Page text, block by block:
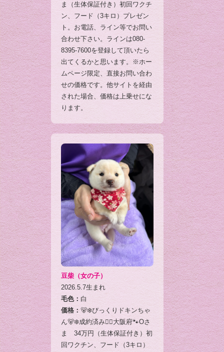
ま（生体保証付き）初回ワクチ
ン、フード（3キロ）プレゼン
ト。お電話、ライン等でお問い
合わせ下さい。ラインは080-
8395-7600を登録して頂いたら
出てくるかと思います。※ホー
ムページ限定、直接お問い合わ
せの価格です。他サイトを経由
された場合、価格は上乗せにな
ります。
豆柴（女の子）
2026.5.7生まれ
毛色： 白
価格： 🐻‍❄️びっくりドキンちゃ
ん🐻‍❄️成約済み🙇‍♂️大阪府🐾Oさ
ま 34万円（生体保証付き）初
回ワクチン、フード（3キロ）